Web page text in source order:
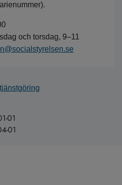
och torsdag, 9–11
01
01